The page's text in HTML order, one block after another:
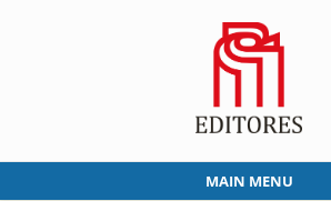
MAIN MENU